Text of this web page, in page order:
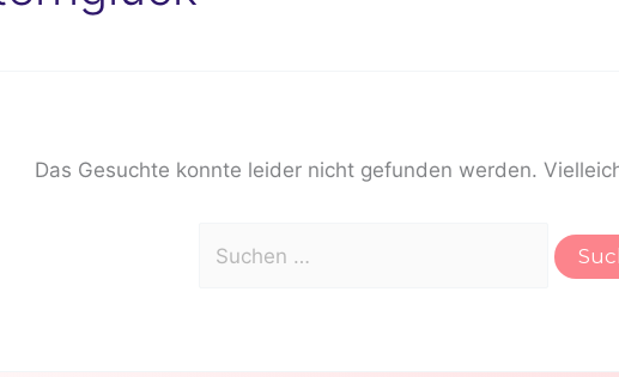
Das Gesuchte konnte leider nicht gefunden werden.